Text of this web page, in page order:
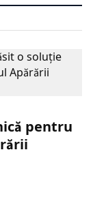
pentru